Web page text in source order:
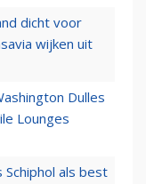
dicht voor
wijken uit
Dulles
Lounges
als best